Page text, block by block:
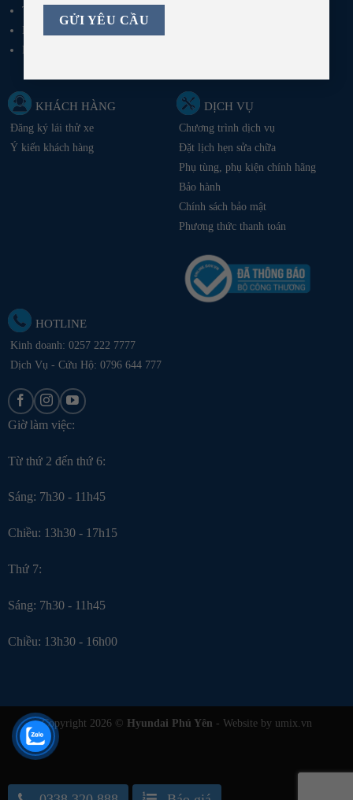
Tel: 0257 222 7777
Email: p.mar@hyundai-phuyen.vn
Fanpage:
KHÁCH HÀNG
Đăng ký lái thử xe
Ý kiến khách hàng
DỊCH VỤ
Chương trình dịch vụ
Đặt lịch hẹn sửa chữa
Phụ tùng, phụ kiện chính hãng
Bảo hành
Chính sách bảo mật
Phương thức thanh toán
HOTLINE
Kinh doanh: 0257 222 7777
Dịch Vụ - Cứu Hộ: 0796 644 777
Giờ làm việc:
Từ thứ 2 đến thứ 6:
Sáng: 7h30 - 11h45
Chiều: 13h30 - 17h15
Thứ 7:
Sáng: 7h30 - 11h45
Chiều: 13h30 - 16h00
Copyright 2026 © Hyundai Phú Yên - Website by umix.vn